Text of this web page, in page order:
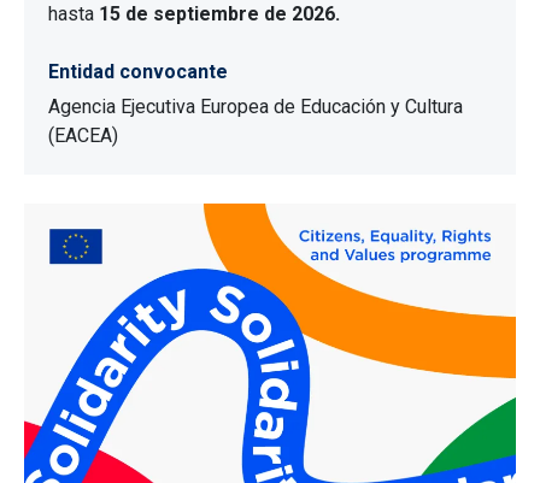
hasta 15 de septiembre de 2026.
Entidad convocante
Agencia Ejecutiva Europea de Educación y Cultura
(EACEA)